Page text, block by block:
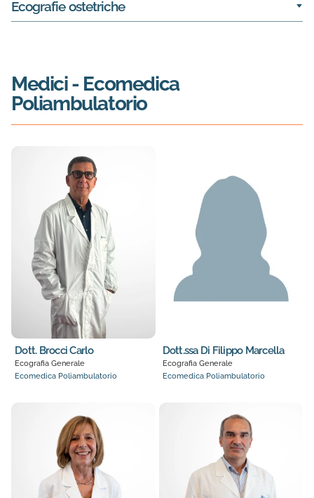
Ecografie ostetriche
Medici- Ecomedica
Poliambulatorio
Dott. Brocci Carlo
Ecografia Generale
Ecomedica Poliambulatorio
Dott.ssa Di Filippo Marcella
Ecografia Generale
Ecomedica Poliambulatorio